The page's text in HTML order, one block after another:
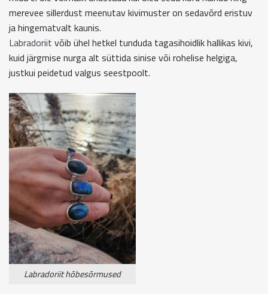
merevee sillerdust meenutav kivimuster on sedavõrd eristuv
ja hingematvalt kaunis.
Labradoriit võib ühel hetkel tunduda tagasihoidlik hallikas kivi,
kuid järgmise nurga alt süttida sinise või rohelise helgiga,
justkui peidetud valgus seestpoolt.
Labradoriit hõbesõrmused